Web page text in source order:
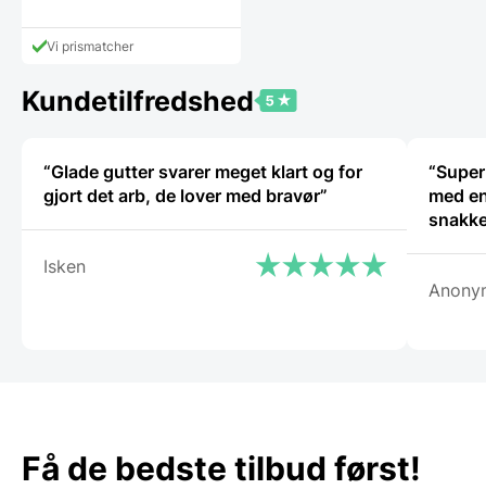
var:
599,00 DKK.
aktuelle
prisVi prismatcher
Kundetilfredshed
“Glade gutter svarer meget klart og for
gjort det arb, de lover med bravør”
Isken
med
Få de bedste tilbud først!